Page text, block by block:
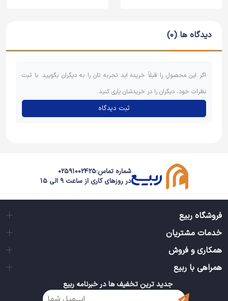
دیدگاه ها (0)
اگر این محصول را قبلاً خریده اید تجربه تان را به دیگران بگویید. با ثبت
نظرات خود، دیگران را در خریدشان یاری کنید.
ثبت دیدگاه
شماره تماس:02591002425
در روزهای کاری از ساعت 9 الی 15
فروشگاه ربیع
خدمات مشتریان
همکاری و فروش
همراهی با ربیع
جدید ترین تخفیف ها در خبرنامه ربیع